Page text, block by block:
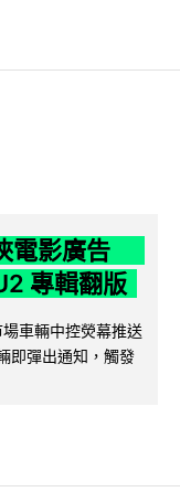
電影廣告
專輯翻版
車輛中控熒幕推送
即彈出通知，觸發